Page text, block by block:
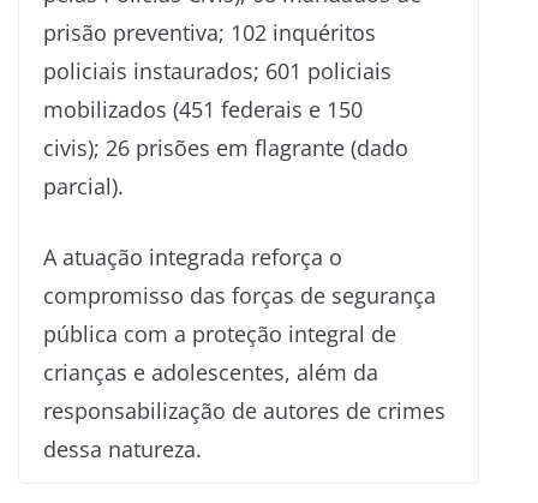
prisão preventiva; 102 inquéritos
policiais instaurados; 601 policiais
mobilizados (451 federais e 150
civis); 26 prisões em flagrante (dado
parcial).
A atuação integrada reforça o
compromisso das forças de segurança
pública com a proteção integral de
crianças e adolescentes, além da
responsabilização de autores de crimes
dessa natureza.